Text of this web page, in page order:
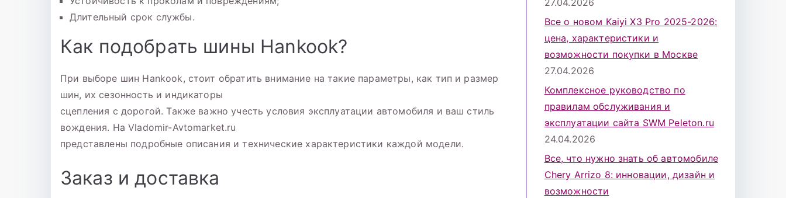
Длительный срок службы.
Как подобрать шины Hankook?
При выборе шин Hankook, стоит обратить внимание на такие параметры, как тип и размер
шин, их сезонность и индикаторы
сцепления с дорогой. Также важно учесть условия эксплуатации автомобиля и ваш стиль
вождения. На Vladomir-Avtomarket.ru
представлены подробные описания и технические характеристики каждой модели.
Заказ и доставка
27.04.2026
Все о новом Kaiyi X3 Pro 2025-2026:
цена, характеристики и
возможности покупки в Москве
27.04.2026
Комплексное руководство по
правилам обслуживания и
эксплуатации сайта SWM Peleton.ru
24.04.2026
Все, что нужно знать об автомобиле
Chery Arrizo 8: инновации, дизайн и
возможности